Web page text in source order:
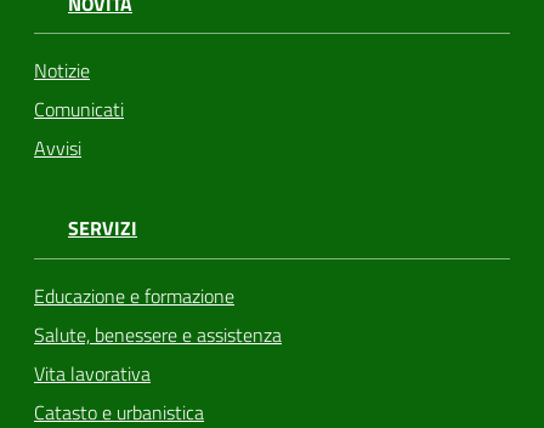
Notizie
Comunicati
Avvisi
SERVIZI
Educazione e formazione
Salute, benessere e assistenza
Vita lavorativa
Catasto e urbanistica